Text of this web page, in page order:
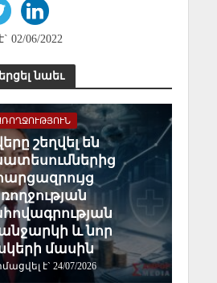
06/2022
նաեւ
շեղվել են
և նոր
մասին
է` 24/07/2026